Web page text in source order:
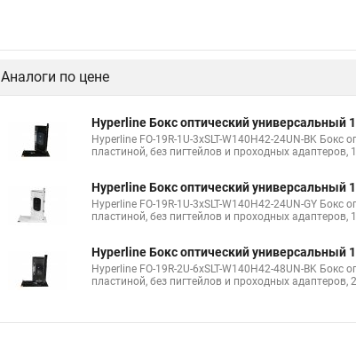
Аналоги по цене
Hyperline Бокс оптический универсальный
Hyperline FO-19R-1U-3xSLT-W140H42-24UN-BK Бокс
пластиной, без пигтейлов и проходных адаптеров,
Hyperline Бокс оптический универсальный
Hyperline FO-19R-1U-3xSLT-W140H42-24UN-GY
пластиной, без пигтейлов и проходных адаптеров,
Hyperline Бокс оптический универсальный
Hyperline FO-19R-2U-6xSLT-W140H42-48UN-BK Бокс
пластиной, без пигтейлов и проходных адаптеров,